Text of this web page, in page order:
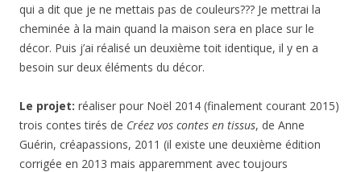
qui a dit que je ne mettais pas de couleurs??? Je mettrai la
cheminée à la main quand la maison sera en place sur le
décor. Puis j’ai réalisé un deuxième toit identique, il y en a
besoin sur deux éléments du décor.
Le projet: réaliser pour Noël 2014 (finalement courant 2015)
trois contes tirés de Créez vos contes en tissus, de Anne
Guérin, créapassions, 2011 (il existe une deuxième édition
corrigée en 2013 mais apparemment avec toujours